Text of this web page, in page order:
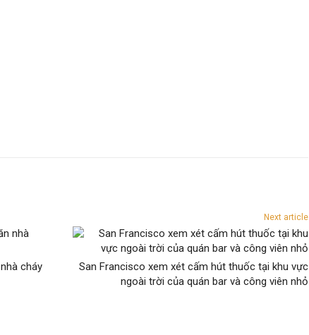
cháy
Next article
San Francisco xem xét cấm hút thuốc tại khu vực
ngoài trời của quán bar và công viên nhỏ